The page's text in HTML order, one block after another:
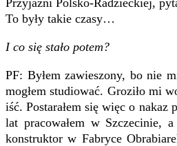
To były takie czasy…
I co się stało potem?
PF: Byłem zawieszony, bo nie
mogłem studiować. Groziło mi
iść. Postarałem się więc o nakaz
lat pracowałem w Szczecinie,
konstruktor w Fabryce